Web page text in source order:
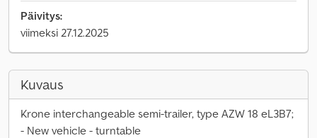
Päivitys:
viimeksi 27.12.2025
Kuvaus
Krone interchangeable semi-trailer, type AZW 18 eL3B7;
- New vehicle - turntable